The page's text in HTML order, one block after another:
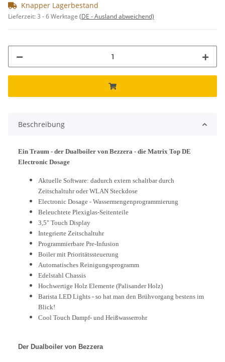
Knapper Lagerbestand
Lieferzeit:3 - 6 Werktage (DE - Ausland abweichend)
Beschreibung
Ein Traum - der Dualboiler von Bezzera - die Matrix Top DE
Electronic Dosage
Aktuelle Software: dadurch extern schaltbar durch
Zeitschaltuhr oder WLAN Steckdose
Electronic Dosage - Wassermengenprogrammierung
Beleuchtete Plexiglas-Seitenteile
3,5" Touch Display
Integrierte Zeitschaltuhr
Programmierbare Pre-Infusion
Boiler mit Prioritätssteuerung
Automatisches Reinigungsprogramm
Edelstahl Chassis
Hochwertige Holz Elemente (Palisander Holz)
Barista LED Lights - so hat man den Brühvorgang bestens im
Blick!
Cool Touch Dampf- und Heißwasserrohr
Der Dualboiler von Bezzera